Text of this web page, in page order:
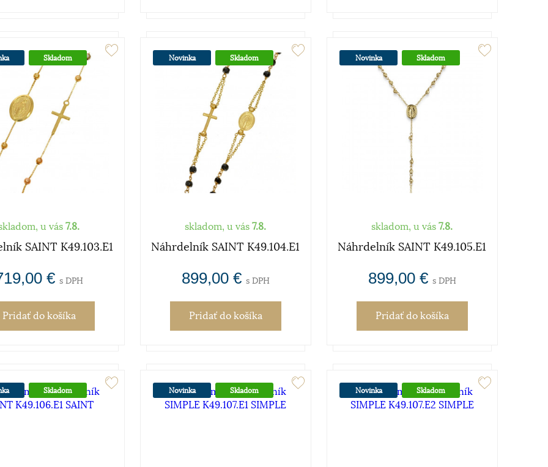
Skladom
u vás7.8.
SAINT K49.103.E1
€ s DPH
Pridaťdo košíka
Novinka Skladom
skladom, u vás7.8.
Náhrdelník SAINT K49.104.E1
899,00 € s DPH
Pridaťdo košíka
Novinka Skladom
skladom, u vás7.8.
Náhrdelník SAINT K49.105.E1
899,00 € s DPH
Pridaťdo košíka
Skladom Novinka Skladom Novinka Skladom